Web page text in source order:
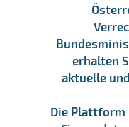
erhalten
aktuelle
Die